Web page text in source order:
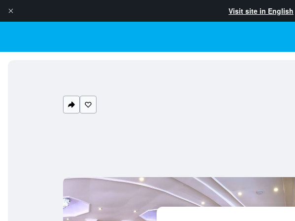
Visit site in English